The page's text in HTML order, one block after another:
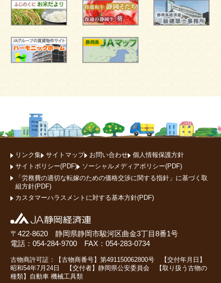
リンク集 サイトマップ お問い合わせ
個人情報保護方針
サイトポリシー(PDF)
ソーシャルメディアポリシー(PDF)
「労務費の適切な転嫁のための価格交渉に関する指針」に基づく取
組方針(PDF)
カスタマーハラスメントに対する基本方針(PDF)
〒422-8620 静岡県静岡市駿河区曲金3丁目8番1号
電話：054-284-9700 FAX：054-283-0734
古物商許可証：【古物商番号】第491150062800号 【交付年月日】
昭和54年7月24日 【交付者】静岡県公安委員会 【取り扱う古物の
種類】自動車 機械工具類